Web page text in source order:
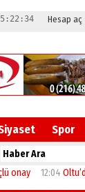
Hesap aç
Spor
12:04 Oltu’da